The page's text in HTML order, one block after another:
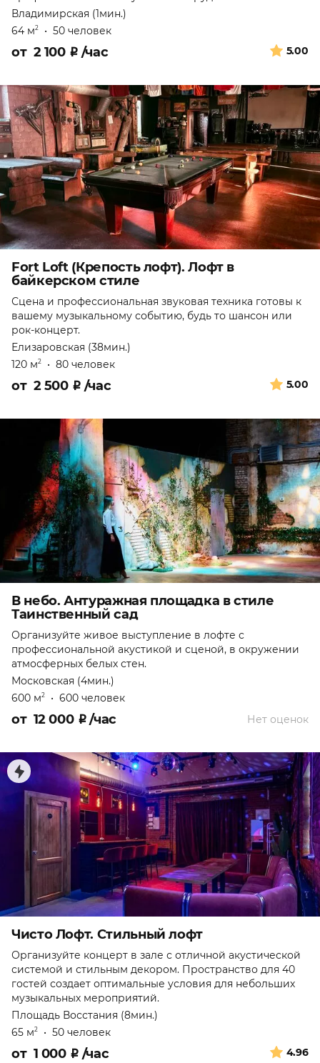
Владимирская (1мин.)
64 м2 • 50 человек
5.00
от 2 100 ₽ /час
Fort Loft (Крепость лофт). Лофт в
байкерском стиле
Сцена и профессиональная звуковая техника готовы к
вашему музыкальному событию, будь то шансон или
рок-концерт.
Елизаровская (38мин.)
120 м2 • 80 человек
5.00
от 2 500 ₽ /час
В небо. Антуражная площадка в стиле
Таинственный сад
Организуйте живое выступление в лофте с
профессиональной акустикой и сценой, в окружении
атмосферных белых стен.
Московская (4мин.)
600 м2 • 600 человек
Нет оценок
от 12 000 ₽/час
Чисто Лофт. Стильный лофт
Организуйте концерт в зале с отличной акустической
системой и стильным декором. Пространство для 40
гостей создает оптимальные условия для небольших
музыкальных мероприятий.
Площадь Восстания (8мин.)
65 м2 • 50 человек
4.96
от 1 000 ₽ /час